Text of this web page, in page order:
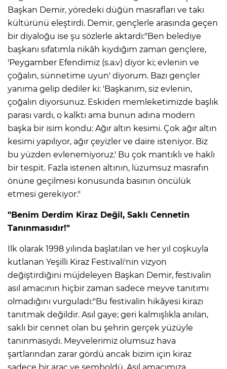
Başkan Demir, yöredeki düğün masrafları ve takı
kültürünü eleştirdi. Demir, gençlerle arasında geçen
bir diyaloğu ise şu sözlerle aktardı:"Ben belediye
başkanı sıfatımla nikâh kıydığım zaman gençlere,
'Peygamber Efendimiz (s.a.v) diyor ki; evlenin ve
çoğalın, sünnetime uyun' diyorum. Bazı gençler
yanıma gelip dediler ki: 'Başkanım, siz evlenin,
çoğalın diyorsunuz. Eskiden memleketimizde başlık
parası vardı, o kalktı ama bunun adına modern
başka bir isim kondu: Ağır altın kesimi. Çok ağır altın
kesimi yapılıyor, ağır çeyizler ve daire isteniyor. Biz
bu yüzden evlenemiyoruz.' Bu çok mantıklı ve haklı
bir tespit. Fazla istenen altının, lüzumsuz masrafın
önüne geçilmesi konusunda basının öncülük
etmesi gerekiyor."
"Benim Derdim Kiraz Değil, Saklı Cennetin
Tanınmasıdır!"
İlk olarak 1998 yılında başlatılan ve her yıl coşkuyla
kutlanan Yeşilli Kiraz Festivali'nin vizyon
değiştirdiğini müjdeleyen Başkan Demir, festivalin
asıl amacının hiçbir zaman sadece meyve tanıtımı
olmadığını vurguladı:"Bu festivalin hikâyesi kirazı
tanıtmak değildir. Asıl gaye; geri kalmışlıkla anılan,
saklı bir cennet olan bu şehrin gerçek yüzüyle
tanınmasıydı. Meyvelerimiz olumsuz hava
şartlarından zarar gördü ancak bizim için kiraz